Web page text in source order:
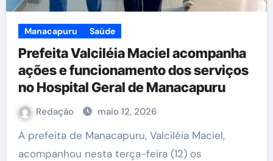
Manacapuru Saúde
Prefeita Valciléia Maciel acompanha
ações e funcionamento dos serviços
no Hospital Geral de Manacapuru
Redação maio 12, 2026
A prefeita de Manacapuru, Valciléia Maciel,
acompanhou nesta terça-feira (12) os